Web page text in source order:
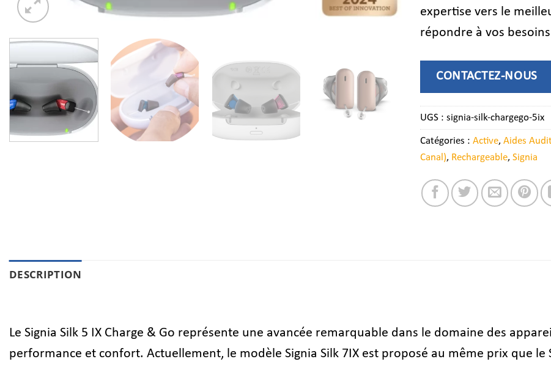
expertise vers le
répondre à vos
CONTACTEZ-NOUS
UGS : signia-silk-chargego-5ix
Catégories : Active, Aides
Canal), Rechargeable, Signia
DESCRIPTION
Le Signia Silk 5 IX Charge & Go représente une avancée remarquable dans le domaine des
performance et confort. Actuellement, le modèle Signia Silk 7IX est proposé au même prix que